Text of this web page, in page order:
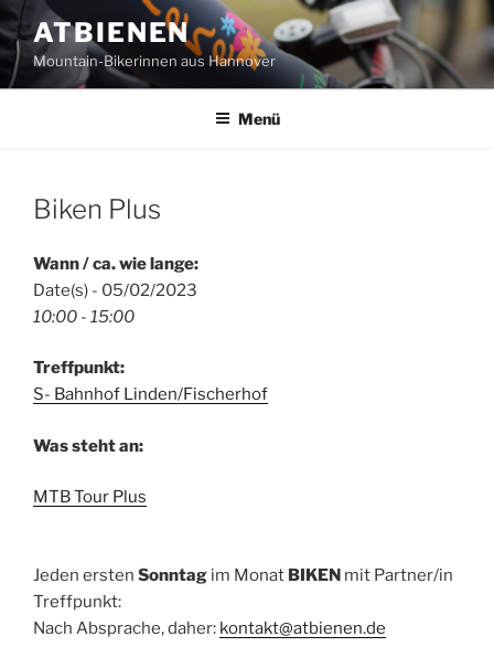
Zum
Inhalt
springen
ATBIENEN
Mountain-Bikerinnen aus Hannover
Menü
Biken Plus
Wann / ca. wie lange:
Date(s) - 05/02/2023
10:00 - 15:00
Treffpunkt:
S- Bahnhof Linden/Fischerhof
Was steht an:
MTB Tour Plus
Jeden ersten Sonntag im Monat BIKEN mit Partner/in
Treffpunkt:
Nach Absprache, daher: kontakt@atbienen.de